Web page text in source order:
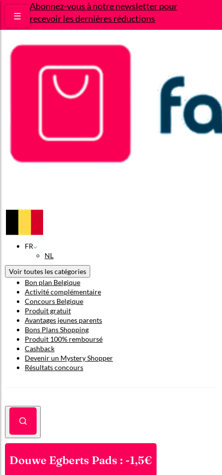
Abonnez-vous à notre newsletter pour
recevoir les dernières réductions
☰
FR
NL
Voir toutes les catégories
Bon plan Belgique
Activité complémentaire
Concours Belgique
Produit gratuit
Avantages jeunes parents
Bons Plans Shopping
Produit 100% remboursé
Cashback
Devenir un Mystery Shopper
Résultats concours
Douwe Egberts Pads : -1,5€